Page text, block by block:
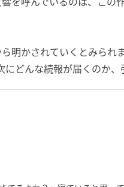
明かされていくとみられ
どんな続報が届くのか、